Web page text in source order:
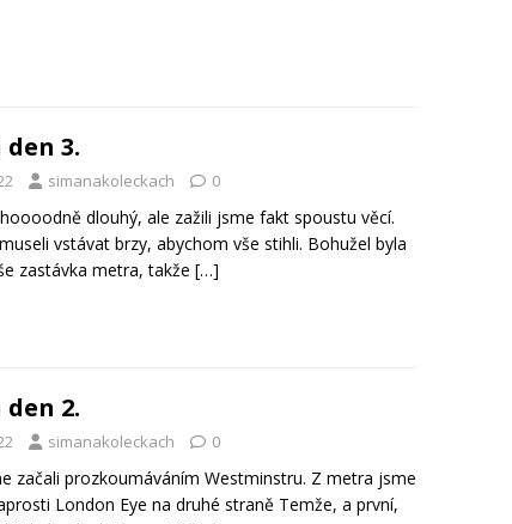
3.
simanakoleckach 0
dlouhý, ale zažili jsme fakt spoustu věcí.
vstávat brzy, abychom vše stihli. Bohužel byla
zastávka metra, takže […]
2.
simanakoleckach 0
začali prozkoumáváním Westminstru. Z metra jsme
London Eye na druhé straně Temže, a první,